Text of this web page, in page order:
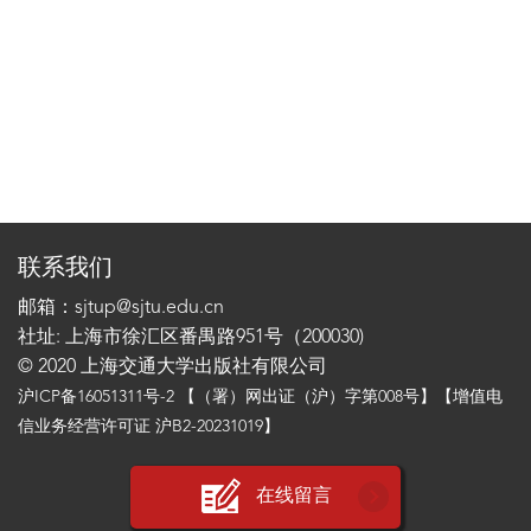
联系我们
邮箱：sjtup@sjtu.edu.cn
社址: 上海市徐汇区番禺路951号（200030)
© 2020 上海交通大学出版社有限公司
沪ICP备16051311号-2 【（署）网出证（沪）字第008号】【增值电
信业务经营许可证 沪B2-20231019】
在线留言